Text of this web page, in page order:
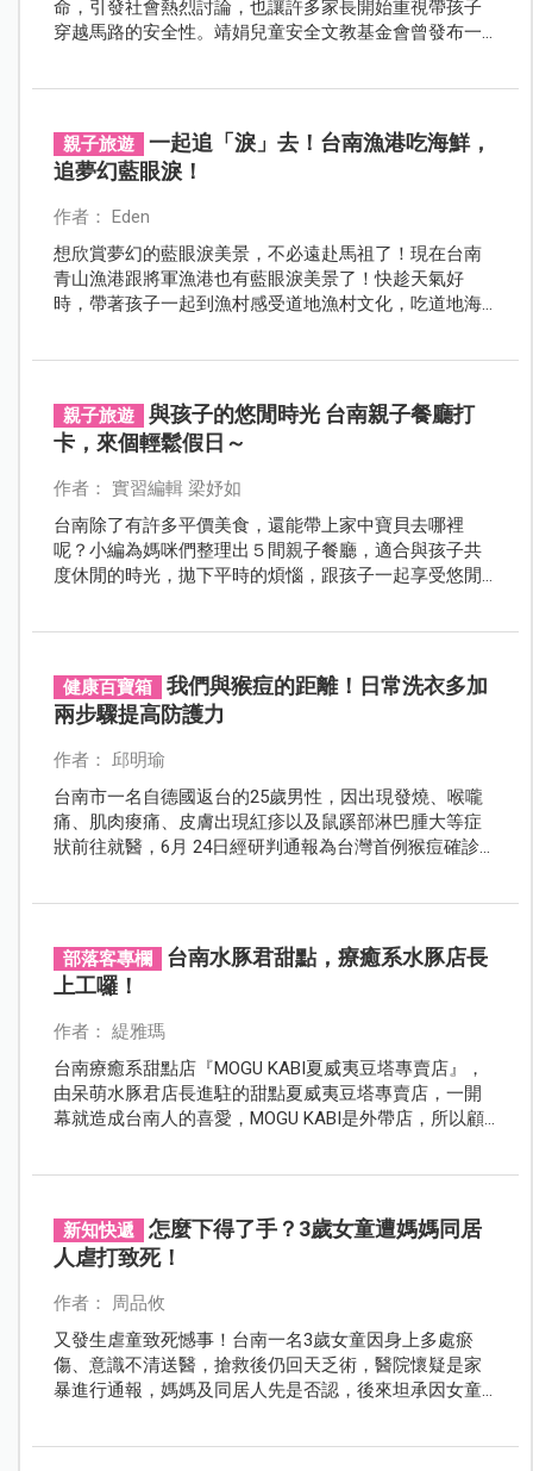
命，引發社會熱烈討論，也讓許多家長開始重視帶孩子
穿越馬路的安全性。靖娟兒童安全文教基金會曾發布一
親子旅遊
一起追「淚」去！台南漁港吃海鮮，
追夢幻藍眼淚！
作者： Eden
想欣賞夢幻的藍眼淚美景，不必遠赴馬祖了！現在台南
青山漁港跟將軍漁港也有藍眼淚美景了！快趁天氣好
時，帶著孩子一起到漁村感受道地漁村文化，吃道地海
親子旅遊
與孩子的悠閒時光 台南親子餐廳打
卡，來個輕鬆假日～
作者： 實習編輯 梁妤如
台南除了有許多平價美食，還能帶上家中寶貝去哪裡
呢？小編為媽咪們整理出５間親子餐廳，適合與孩子共
度休閒的時光，拋下平時的煩惱，跟孩子一起享受悠閒
健康百寶箱
我們與猴痘的距離！日常洗衣多加
兩步驟提高防護力
作者： 邱明瑜
台南市一名自德國返台的25歲男性，因出現發燒、喉嚨
痛、肌肉痠痛、皮膚出現紅疹以及鼠蹊部淋巴腫大等症
狀前往就醫，6月 24日經研判通報為台灣首例猴痘確診病
感染猴痘的風險。
部落客專欄
台南水豚君甜點，療癒系水豚店長
上工囉！
作者： 緹雅瑪
台南療癒系甜點店『MOGU KABI夏威夷豆塔專賣店』，
由呆萌水豚君店長進駐的甜點夏威夷豆塔專賣店，一開
幕就造成台南人的喜愛，MOGU KABI是外帶店，所以顧
新知快遞
怎麼下得了手？3歲女童遭媽媽同居
人虐打致死！
作者： 周品攸
又發生虐童致死憾事！台南一名3歲女童因身上多處瘀
傷、意識不清送醫，搶救後仍回天乏術，醫院懷疑是家
暴進行通報，媽媽及同居人先是否認，後來坦承因女童